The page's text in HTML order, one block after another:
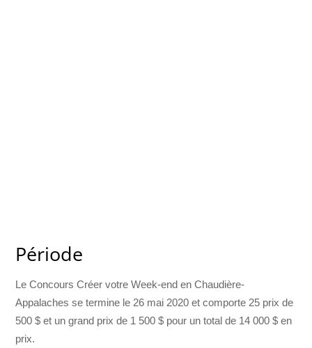
Période
Le Concours Créer votre Week-end en Chaudière-
Appalaches se termine le 26 mai 2020 et comporte 25 prix de
500 $ et un grand prix de 1 500 $ pour un total de 14 000 $ en
prix.